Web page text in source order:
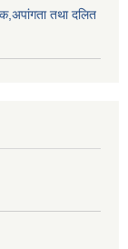
तथा दलित